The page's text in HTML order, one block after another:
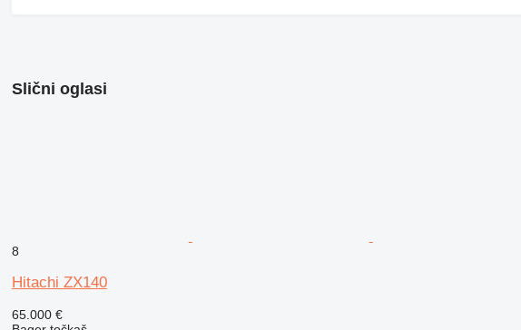
Slični oglasi
8
Hitachi ZX140
65.000 €